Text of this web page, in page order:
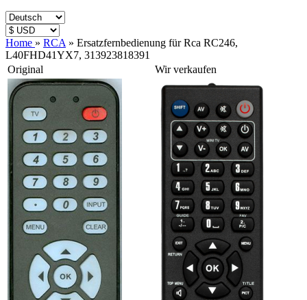
Home » RCA » Ersatzfernbedienung für Rca RC246,
L40FHD41YX7, 313923818391
Original
Wir verkaufen